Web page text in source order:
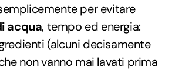
per evitare
acqua, tempo ed energia:
(alcuni decisamente
non vanno mai lavati prima